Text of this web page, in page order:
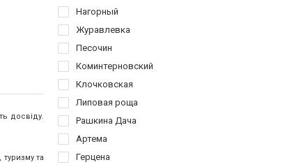
досвіду.
та
Нагорный
Журавлевка
Песочин
Коминтерновский
Клочковская
Липовая роща
Рашкина Дача
Артема
Герцена